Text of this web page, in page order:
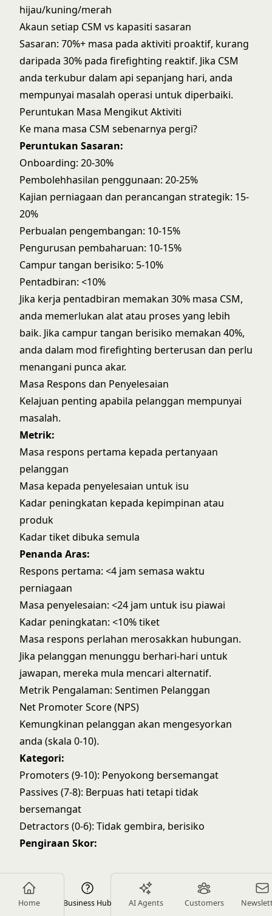
Home Business Hub AI Agents Customers
hijau/kuning/merah
Akaun setiap CSM vs kapasiti sasaran
Sasaran: 70%+ masa pada aktiviti proaktif, kurang
daripada 30% pada firefighting reaktif. Jika CSM
anda terkubur dalam api sepanjang hari, anda
mempunyai masalah operasi untuk diperbaiki.
Peruntukan Masa Mengikut Aktiviti
Ke mana masa CSM sebenarnya pergi?
Peruntukan Sasaran:
Onboarding: 20-30%
Pembolehhasilan penggunaan: 20-25%
Kajian perniagaan dan perancangan strategik: 15-
20%
Perbualan pengembangan: 10-15%
Pengurusan pembaharuan: 10-15%
Campur tangan berisiko: 5-10%
Pentadbiran: <10%
Jika kerja pentadbiran memakan 30% masa CSM,
anda memerlukan alat atau proses yang lebih
baik. Jika campur tangan berisiko memakan 40%,
anda dalam mod firefighting berterusan dan perlu
menangani punca akar.
Masa Respons dan Penyelesaian
Kelajuan penting apabila pelanggan mempunyai
masalah.
Metrik:
Masa respons pertama kepada pertanyaan
pelanggan
Masa kepada penyelesaian untuk isu
Kadar peningkatan kepada kepimpinan atau
produk
Kadar tiket dibuka semula
Penanda Aras:
Respons pertama: <4 jam semasa waktu
perniagaan
Masa penyelesaian: <24 jam untuk isu piawai
Kadar peningkatan: <10% tiket
Masa respons perlahan merosakkan hubungan.
Jika pelanggan menunggu berhari-hari untuk
jawapan, mereka mula mencari alternatif.
Metrik Pengalaman: Sentimen Pelanggan
Net Promoter Score (NPS)
Kemungkinan pelanggan akan mengesyorkan
anda (skala 0-10).
Kategori:
Promoters (9-10): Penyokong bersemangat
Passives (7-8): Berpuas hati tetapi tidak
bersemangat
Detractors (0-6): Tidak gembira, berisiko
Pengiraan Skor: